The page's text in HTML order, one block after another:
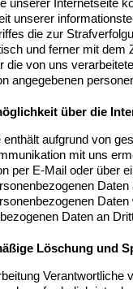
unserer Internetseite
unserer
die zur
und ferner mit dem
die von uns
angegebenen
über die
enthält aufgrund von
mit uns
per E-Mail oder über
Daten an
Löschung und